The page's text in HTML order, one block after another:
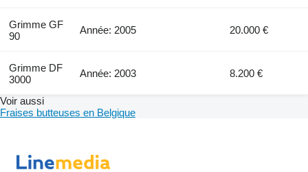
Grimme GF
90
Année: 2005 20.000 €
Grimme DF
3000
Année: 2003 8.200 €
Voir aussi
Fraises butteuses en Belgique